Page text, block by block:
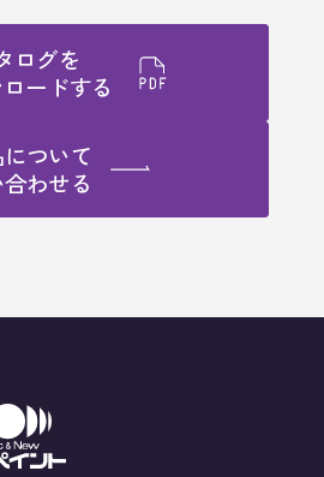
ログを
ードする
ついて
わせる